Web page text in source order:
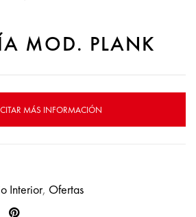
MOD. PLANK
MÁS INFORMACIÓN
Interior, Ofertas